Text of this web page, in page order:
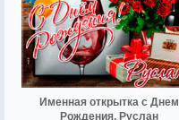
Именная открытка с Днем
Рождения, Руслан